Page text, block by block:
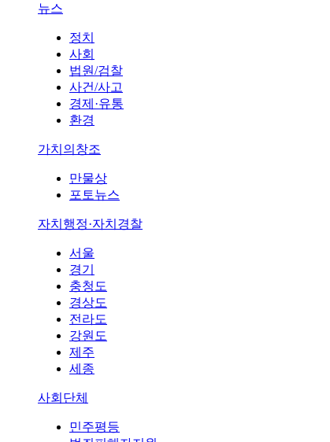
뉴스
정치
사회
법원/검찰
사건/사고
경제·유통
환경
가치의창조
만물상
포토뉴스
자치행정·자치경찰
서울
경기
충청도
경상도
전라도
강원도
제주
세종
사회단체
민주평등